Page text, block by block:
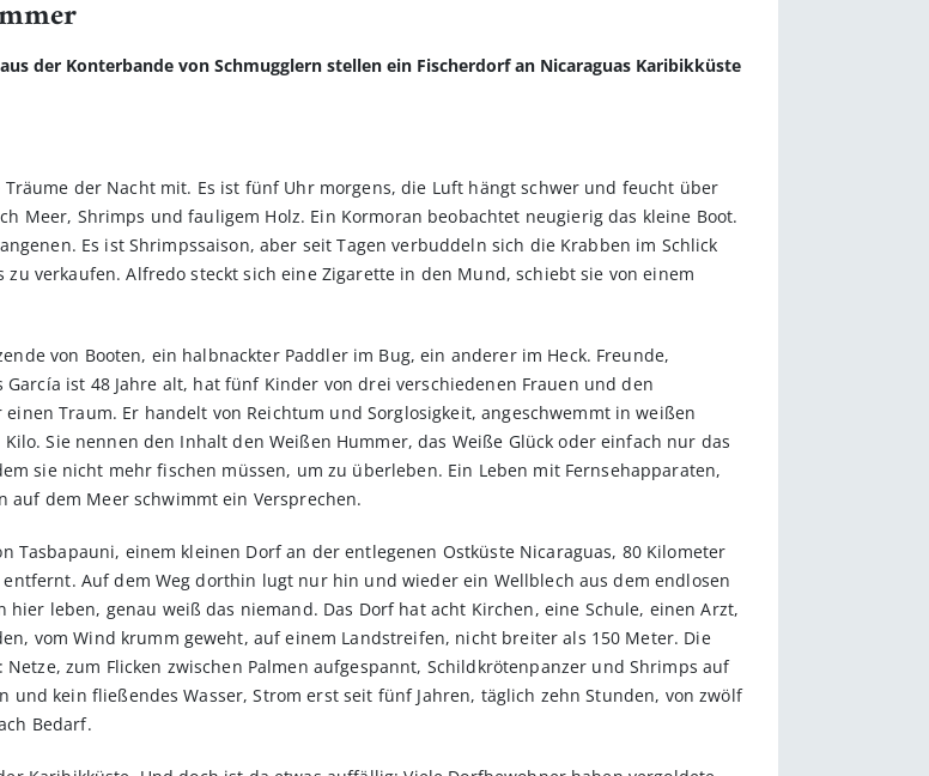
der Konterbande von Schmugglern stellen ein Fischerdorf an Nicaraguas Karibikküste
der Nacht mit. Es ist fünf Uhr morgens, die Luft hängt schwer und feucht über
Meer, Shrimps und fauligem Holz. Ein Kormoran beobachtet neugierig das kleine Boot.
Es ist Shrimpssaison, aber seit Tagen verbuddeln sich die Krabben im Schlick
verkaufen. Alfredo steckt sich eine Zigarette in den Mund, schiebt sie von einem
von Booten, ein halbnackter Paddler im Bug, ein anderer im Heck. Freunde,
ist 48 Jahre alt, hat fünf Kinder von drei verschiedenen Frauen und den
Traum. Er handelt von Reichtum und Sorglosigkeit, angeschwemmt in weißen
Sie nennen den Inhalt den Weißen Hummer, das Weiße Glück oder einfach nur das
sie nicht mehr fischen müssen, um zu überleben. Ein Leben mit Fernsehapparaten,
dem Meer schwimmt ein Versprechen.
Tasbapauni, einem kleinen Dorf an der entlegenen Ostküste Nicaraguas, 80 Kilometer
Auf dem Weg dorthin lugt nur hin und wieder ein Wellblech aus dem endlosen
hier leben, genau weiß das niemand. Das Dorf hat acht Kirchen, eine Schule, einen Arzt,
vom Wind krumm geweht, auf einem Landstreifen, nicht breiter als 150 Meter. Die
zum Flicken zwischen Palmen aufgespannt, Schildkrötenpanzer und Shrimps auf
und kein fließendes Wasser, Strom erst seit fünf Jahren, täglich zehn Stunden, von zwölf
Bedarf.